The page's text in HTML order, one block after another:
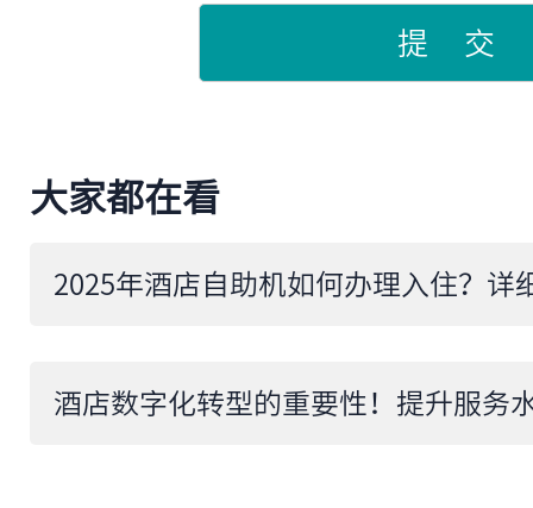
提 交
大家都在看